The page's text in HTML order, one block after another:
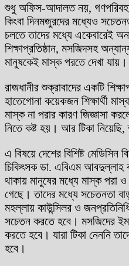
শুধু অফিস-আদালত নয়,
কিংবা দিনমজুরদের মধ্যেও
চলতে তাদের মধ্যে একেবারেই
শিক্ষাপ্রতিষ্ঠান, মসজিদসহ
মানুষকেই মাস্ক পরতে দেখা যায়।
রাজধানীর শুক্রাবাদের একটি
হাতেগোনা কয়েকজন শিক্ষার্থী
মাস্ক না পরার কারণ জিজ্ঞাসা
নিতে কষ্ট হয়। আর টিকা
এ বিষয়ে দেশের বিশিষ্ট মেডিসিন
চিকিৎসক ডা. এবিএম আবদুল্লাহ
থাকায় মানুষের মধ্যে মাস্ক পরা ও
গেছে। তাদের মধ্যে সচেতনতা
মহল্লায় কাউন্সিলর ও
সচেতন করতে হবে। মসজিদের
করতে হবে। যারা টিকা নেননি
হবে।